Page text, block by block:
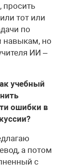
просить
тот или
по
навыкам, но
ИИ –
учебный
ошибки в
а потом
с